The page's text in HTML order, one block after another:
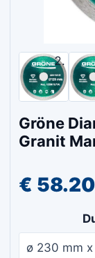
Gröne
Granit
€ 58.20